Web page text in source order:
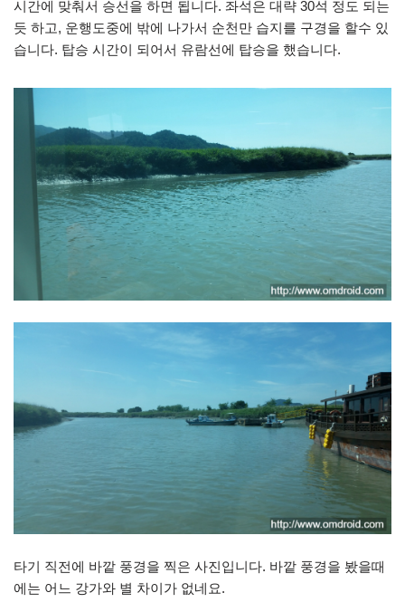
시간에 맞춰서 승선을 하면 됩니다. 좌석은 대략 30석 정도 되는
듯 하고, 운행도중에 밖에 나가서 순천만 습지를 구경을 할수 있
습니다. 탑승 시간이 되어서 유람선에 탑승을 했습니다.
타기 직전에 바깥 풍경을 찍은 사진입니다. 바깥 풍경을 봤을때
에는 어느 강가와 별 차이가 없네요.